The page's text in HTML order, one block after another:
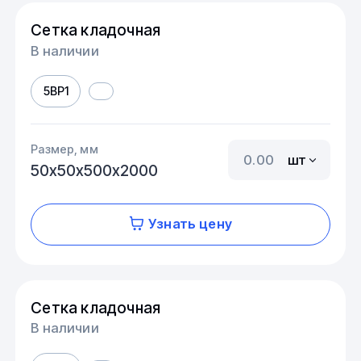
Сетка кладочная
В наличии
5ВР1
Размер, мм
50х50х500х2000
шт
Узнать цену
Сетка кладочная
В наличии